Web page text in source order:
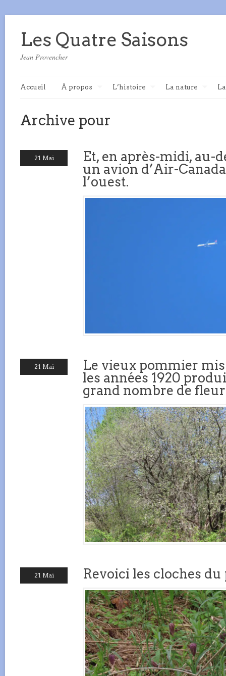
Les Quatre Saisons
Jean Provencher
Accueil À propos L’histoire La nature
Archive pour
21 Mai
Et, en après-midi, au-
un avion d’Air-
l’ouest.
21 Mai
Le vieux pommier
les années 1920
grand nombre de
21 Mai Revoici les cloches